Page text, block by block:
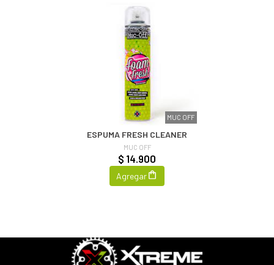
MUC OFF
ESPUMA FRESH CLEANER
MUC OFF
$ 14.900
Agregar